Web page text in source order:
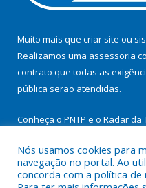
Muito mais que criar site ou
Realizamos uma assessoria
contrato que todas as
pública serão atendidas.
Conheça o PNTP e o Radar da
Nós usamos cookies para
navegação no portal. Ao
concorda com a política